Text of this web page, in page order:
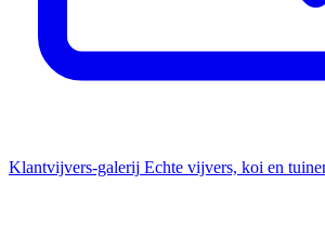
Klantvijvers-galerij Echte vijvers, koi en